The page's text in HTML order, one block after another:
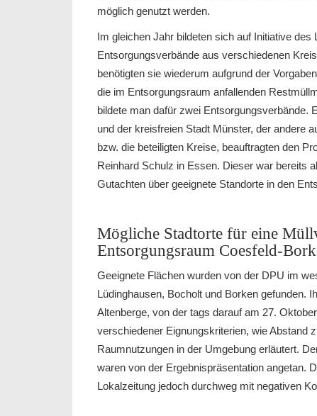
möglich genutzt werden.
Im gleichen Jahr bildeten sich auf Initiative
Entsorgungsverbände aus verschiedenen
benötigten sie wiederum aufgrund der
die im Entsorgungsraum anfallenden
bildete man dafür zwei Entsorgungsverbände.
und der kreisfreien Stadt Münster, der andere
bzw. die beteiligten Kreise, beauftragten den
Reinhard Schulz in Essen. Dieser war bereits
Gutachten über geeignete Standorte in den
Mögliche Stadtorte für eine
Entsorgungsraum Coesfeld-
Geeignete Flächen wurden von der DPU im
Lüdinghausen, Bocholt und Borken gefunden.
Altenberge, von der tags darauf am 27.
verschiedener Eignungskriterien, wie Abstand
Raumnutzungen in der Umgebung erläutert.
waren von der Ergebnispräsentation angetan.
Lokalzeitung jedoch durchweg mit negativen